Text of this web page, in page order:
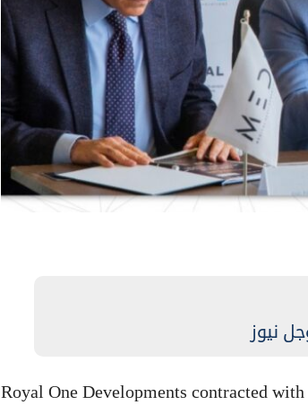
نيوز
Royal One Developments contracted